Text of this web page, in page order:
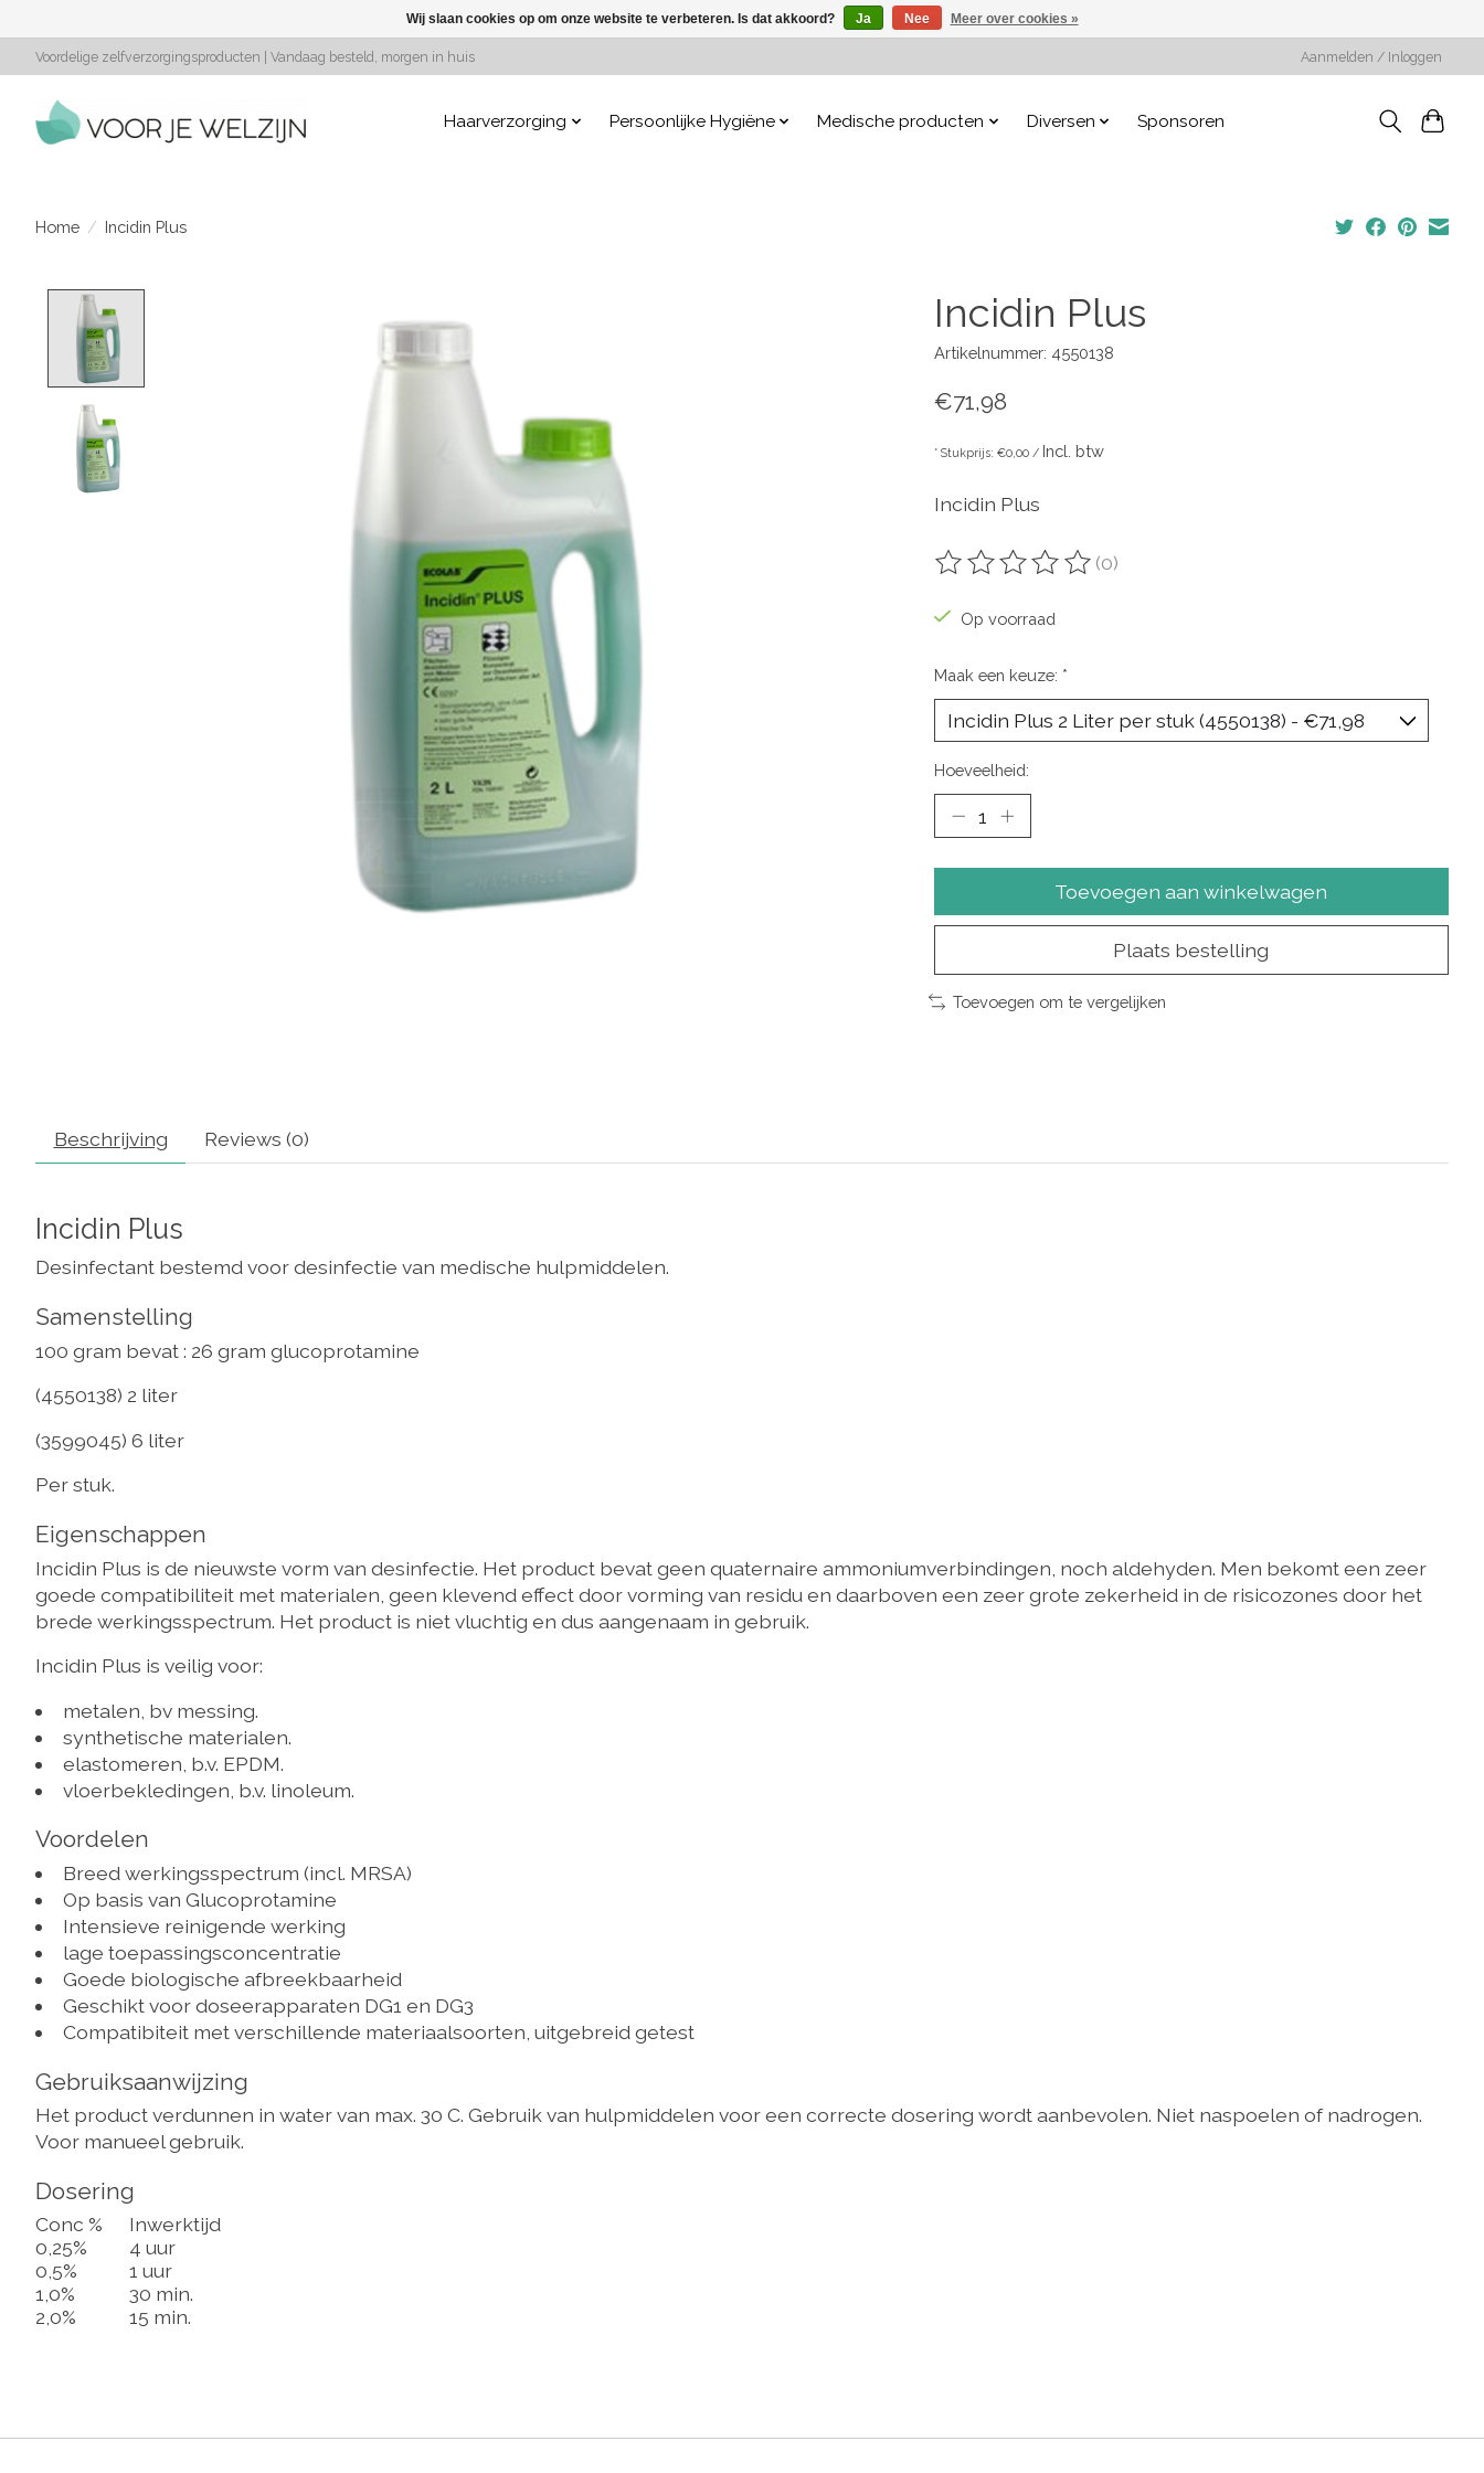
Voordelige zelfverzorgingsproducten | Vandaag besteld, morgen in huis Aanmelden / Inloggen
Haarverzorging Persoonlijke Hygiëne Medische producten Diversen Sponsoren
Home / Incidin Plus
Incidin Plus
Artikelnummer: 4550138
€71,98
* Stukprijs: €0,00 / Incl. btw
Incidin Plus
De beoordeling van dit product is
(0)
Op voorraad
Maak een keuze: *
Hoeveelheid:
Toevoegen aan winkelwagen
Plaats bestelling
Toevoegen om te vergelijken
Beschrijving Reviews (0)
Incidin Plus
Desinfectant bestemd voor desinfectie van medische hulpmiddelen.
Samenstelling
100 gram bevat : 26 gram glucoprotamine
(4550138) 2 liter
(3599045) 6 liter
Per stuk.
Eigenschappen
Incidin Plus is de nieuwste vorm van desinfectie. Het product bevat geen quaternaire ammoniumverbindingen, noch aldehyden. Men bekomt een zeer
goede compatibiliteit met materialen, geen klevend effect door vorming van residu en daarboven een zeer grote zekerheid in de risicozones door het
brede werkingsspectrum. Het product is niet vluchtig en dus aangenaam in gebruik.
Incidin Plus is veilig voor:
metalen, bv messing.
synthetische materialen.
elastomeren, b.v. EPDM.
vloerbekledingen, b.v. linoleum.
Voordelen
Breed werkingsspectrum (incl. MRSA)
Op basis van Glucoprotamine
Intensieve reinigende werking
lage toepassingsconcentratie
Goede biologische afbreekbaarheid
Geschikt voor doseerapparaten DG1 en DG3
Compatibiteit met verschillende materiaalsoorten, uitgebreid getest
Gebruiksaanwijzing
Het product verdunnen in water van max. 30 C. Gebruik van hulpmiddelen voor een correcte dosering wordt aanbevolen. Niet naspoelen of nadrogen.
Voor manueel gebruik.
Dosering
Conc %
Inwerktijd
0,25%
4 uur
0,5%
1 uur
1,0%
30 min.
2,0%
15 min.
Wij slaan cookies op om onze website te verbeteren. Is dat akkoord? Ja Nee Meer over cookies »